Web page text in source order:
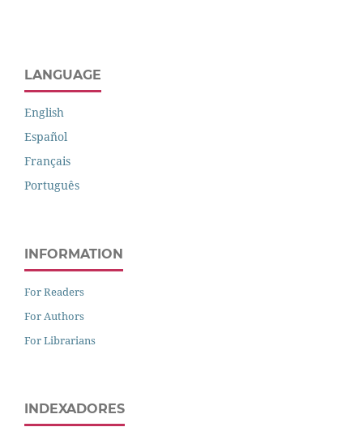
LANGUAGE
English
Español
Français
Português
INFORMATION
For Readers
For Authors
For Librarians
INDEXADORES